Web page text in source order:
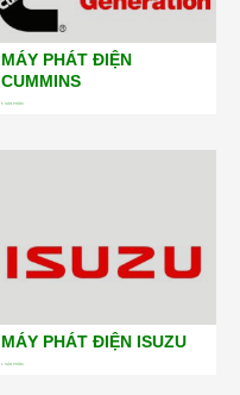
MÁY PHÁT ĐIỆN
CUMMINS
5SẢN PHẨM
MÁY PHÁT ĐIỆN ISUZU
1 SẢN PHẨM